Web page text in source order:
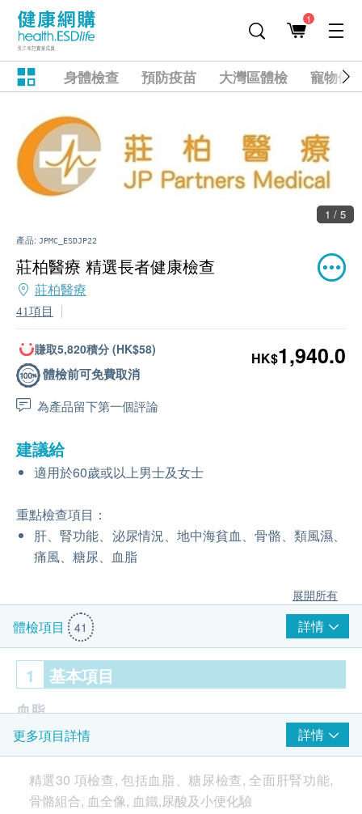
1
身體檢查 預防疫苗 大灣區體檢 寵物健
1 / 5
產品: JPMC_ESDJP22
莊柏醫療 精選長者健康檢查
莊柏醫療
41項目
賺取5,820積分 (HK$58)
體檢前可免費取消
為產品留下第一個評論
HK$1,940.0
建議給
適用於60歲或以上男士及女士
重點檢查項目：
肝、腎功能、泌尿情況、地中海貧血、骨骼、類風濕、
痛風、糖尿、血脂
展開所有
體檢項目 41 詳情
1 基本項目
血脂
總膽固醇
低密度膽固醇
總及高密度膽固醇比例
更多項目詳情 詳情
精選30 項檢查, 包括血脂、糖尿檢查, 全面肝腎功能,
骨骼組合, 血全像, 血鐵,尿酸及小便化驗